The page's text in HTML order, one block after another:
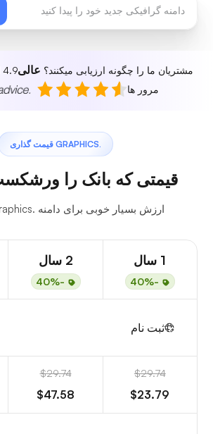
مشتریان ما را چگونه ارزیابی میکنند؟ عالی4.9 از 5 بر اساس
مرور ها
.GRAPHICS قیمت گذاری
قیمتی که بانک را
ارزش بسیار خوبی برای دامنه .graphics شما دارد.
1 سال
-40%
2 سال
-40%
ثبت نام
$29.74
$23.79
$29.74
$47.58